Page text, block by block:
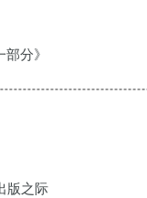
分》
版之际